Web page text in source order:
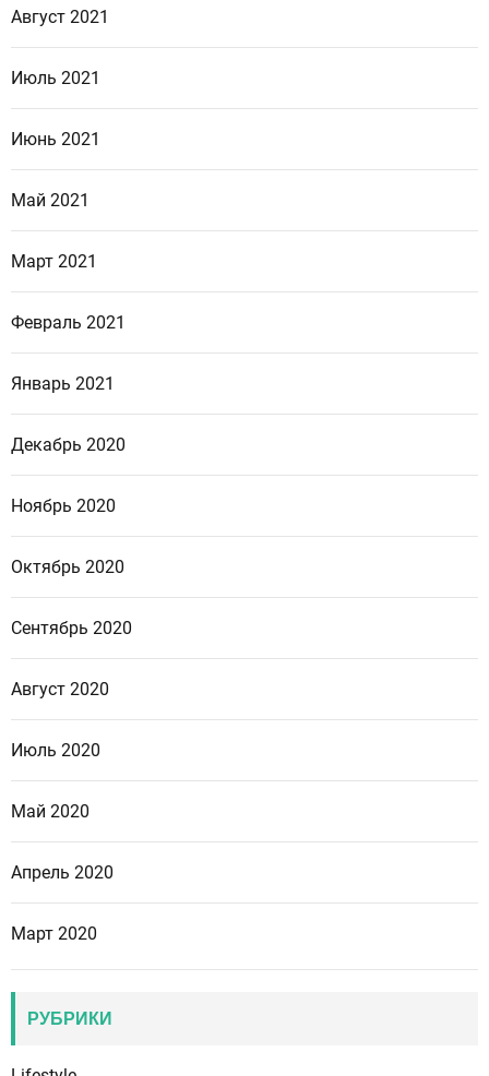
Август 2021
Июль 2021
Июнь 2021
Май 2021
Март 2021
Февраль 2021
Январь 2021
Декабрь 2020
Ноябрь 2020
Октябрь 2020
Сентябрь 2020
Август 2020
Июль 2020
Май 2020
Апрель 2020
Март 2020
РУБРИКИ